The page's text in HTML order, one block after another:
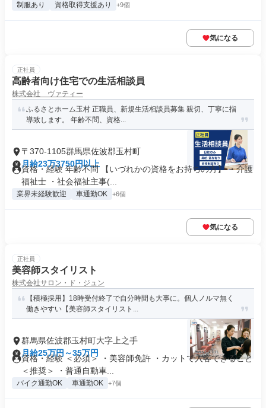
制服あり 資格取得支援あり +9個
気になる
正社員
高齢者向け住宅での生活相談員
株式会社 ヴァティー
ふるさとホーム玉村 正職員、新規生活相談員募集 親切、丁寧に指
導致します。 年齢不問、資格...
〒370-1105群馬県佐波郡玉村町
月給23万3750円以上
資格・経験 年齢不問 【いづれかの資格をお持ちの方】 ・介護
福祉士 ・社会福祉主事(...
業界未経験歓迎 車通勤OK +6個
気になる
正社員
美容師スタイリスト
株式会社サロン・ド・ジュン
【積極採用】18時受付終了で自分時間も大事に。個人ノルマ無く
働きやすい【美容師スタイリスト...
群馬県佐波郡玉村町大字上之手
月給25万円～35万円
資格・経験 ＜必須＞ ・美容師免許 ・カットで入客できること
＜推奨＞ ・普通自動車...
バイク通勤OK 車通勤OK +7個